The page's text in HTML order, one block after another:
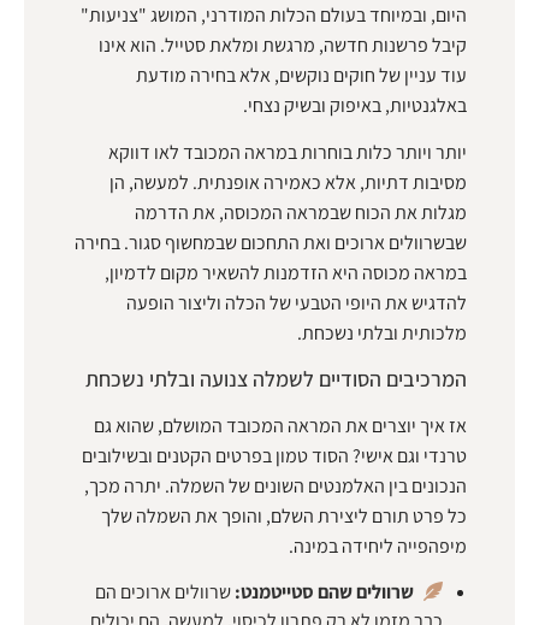
היום, ובמיוחד בעולם הכלות המודרני, המושג "צניעות"
קיבל פרשנות חדשה, מרגשת ומלאת סטייל. הוא אינו
עוד עניין של חוקים נוקשים, אלא בחירה מודעת
באלגנטיות, באיפוק ובשיק נצחי.
יותר ויותר כלות בוחרות במראה המכובד לאו דווקא
מסיבות דתיות, אלא כאמירה אופנתית. למעשה, הן
מגלות את הכוח שבמראה המכוסה, את הדרמה
שבשרוולים ארוכים ואת התחכום שבמחשוף סגור. בחירה
במראה מכוסה היא הזדמנות להשאיר מקום לדמיון,
להדגיש את היופי הטבעי של הכלה וליצור הופעה
מלכותית ובלתי נשכחת.
המרכיבים הסודיים לשמלה צנועה ובלתי נשכחת
אז איך יוצרים את המראה המכובד המושלם, שהוא גם
טרנדי וגם אישי? הסוד טמון בפרטים הקטנים ובשילובים
הנכונים בין האלמנטים השונים של השמלה. יתרה מכך,
כל פרט תורם ליצירת השלם, והופך את השמלה שלך
מיפהפייה ליחידה במינה.
שרוולים שהם סטייטמנט:שרוולים ארוכים הם